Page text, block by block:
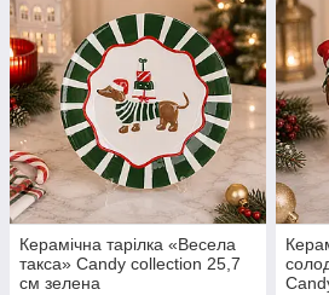
Керамічна тарілка «Весела
такса» Candy collection 25,7
см зелена